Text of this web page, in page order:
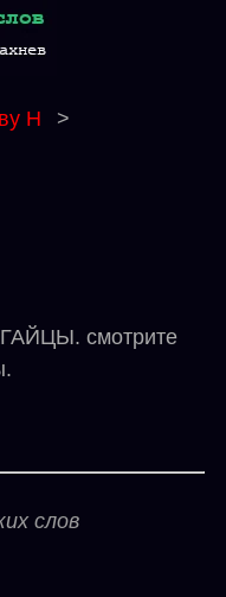
Н >
смотрите
слов